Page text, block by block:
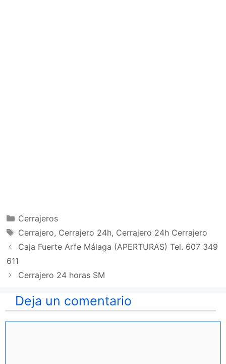
Categorías
Cerrajeros
Etiquetas
Cerrajero, Cerrajero 24h, Cerrajero 24h Cerrajero
Caja Fuerte Arfe Málaga (APERTURAS) Tel. 607 349
611
Cerrajero 24 horas SM
Deja un comentario